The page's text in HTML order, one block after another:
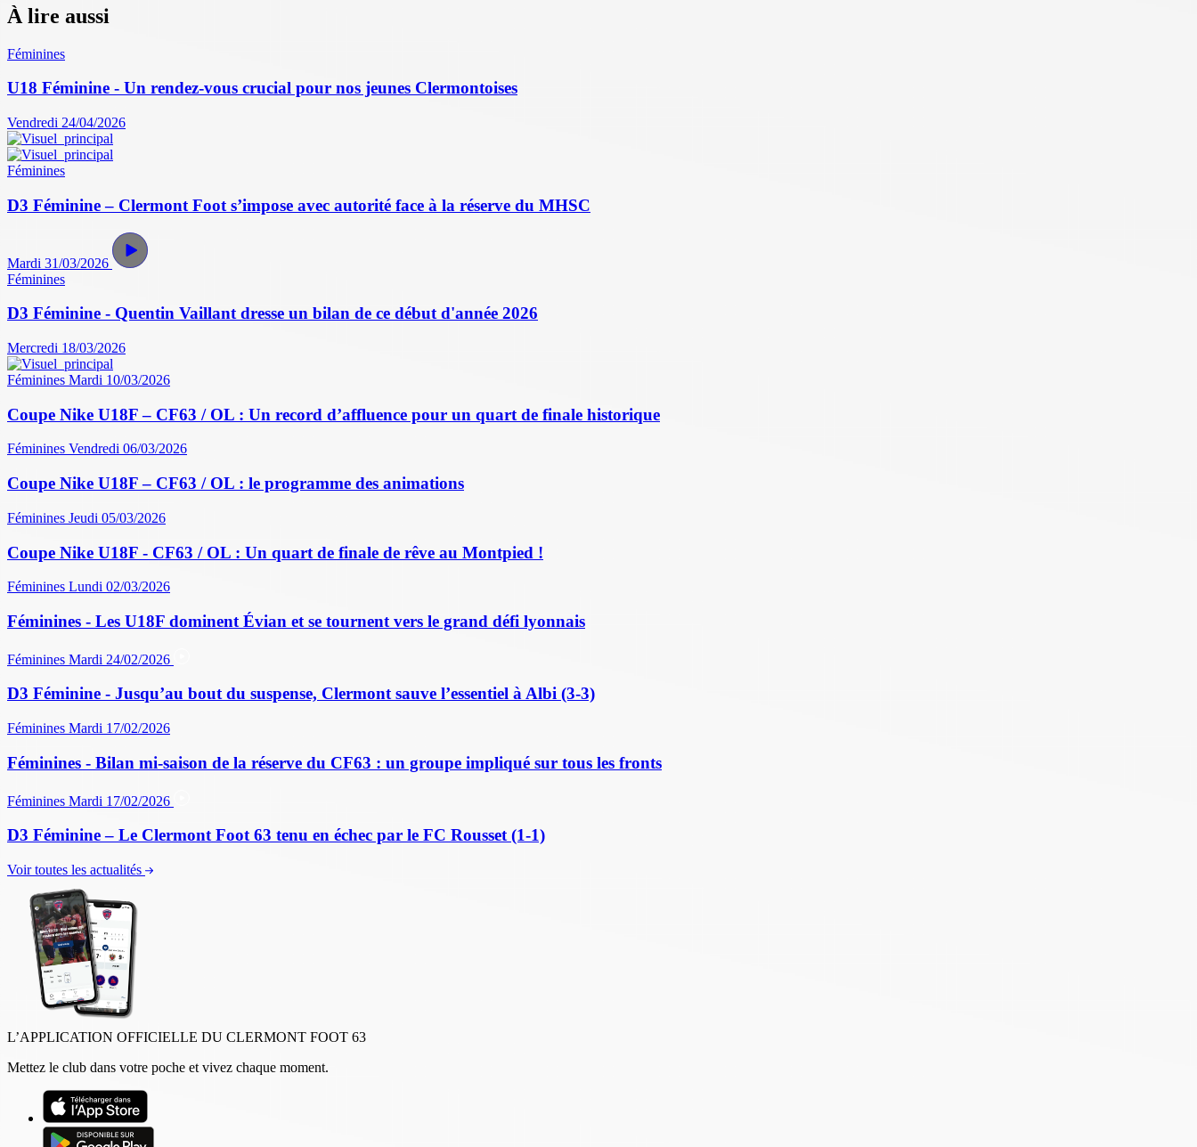
À lire aussi
Féminines
U18 Féminine - Un rendez-vous crucial pour nos jeunes Clermontoises
Vendredi 24/04/2026
Féminines
D3 Féminine – Clermont Foot s’impose avec autorité face à la réserve du MHSC
Mardi 31/03/2026
Féminines
D3 Féminine - Quentin Vaillant dresse un bilan de ce début d'année 2026
Mercredi 18/03/2026
Féminines Mardi 10/03/2026
Coupe Nike U18F – CF63 / OL : Un record d’affluence pour un quart de finale historique
Féminines Vendredi 06/03/2026
Coupe Nike U18F – CF63 / OL : le programme des animations
Féminines Jeudi 05/03/2026
Coupe Nike U18F - CF63 / OL : Un quart de finale de rêve au Montpied !
Féminines Lundi 02/03/2026
Féminines - Les U18F dominent Évian et se tournent vers le grand défi lyonnais
Féminines Mardi 24/02/2026
D3 Féminine - Jusqu’au bout du suspense, Clermont sauve l’essentiel à Albi (3-3)
Féminines Mardi 17/02/2026
Féminines - Bilan mi-saison de la réserve du CF63 : un groupe impliqué sur tous les fronts
Féminines Mardi 17/02/2026
D3 Féminine – Le Clermont Foot 63 tenu en échec par le FC Rousset (1-1)
Voir toutes les actualités
L’APPLICATION OFFICIELLE DU CLERMONT FOOT 63
Mettez le club dans votre poche et vivez chaque moment.